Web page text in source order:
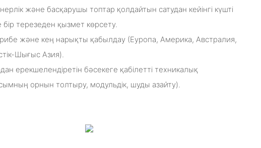
және басқарушы топтар қолдайтын сатудан кейінгі күшті
бір терезеден қызмет көрсету.
және кең нарықты қабылдау (Еуропа, Америка, Австралия,
Шығыс Азия).
ерекшелендіретін бәсекеге қабілетті техникалық
орнын толтыру, модульдік, шуды азайту).